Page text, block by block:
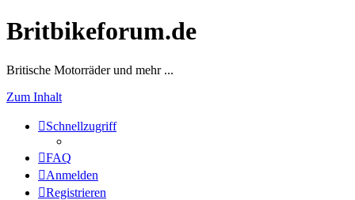
Britbikeforum.de
Britische Motorräder und mehr ...
Zum Inhalt
Schnellzugriff
FAQ
Anmelden
Registrieren